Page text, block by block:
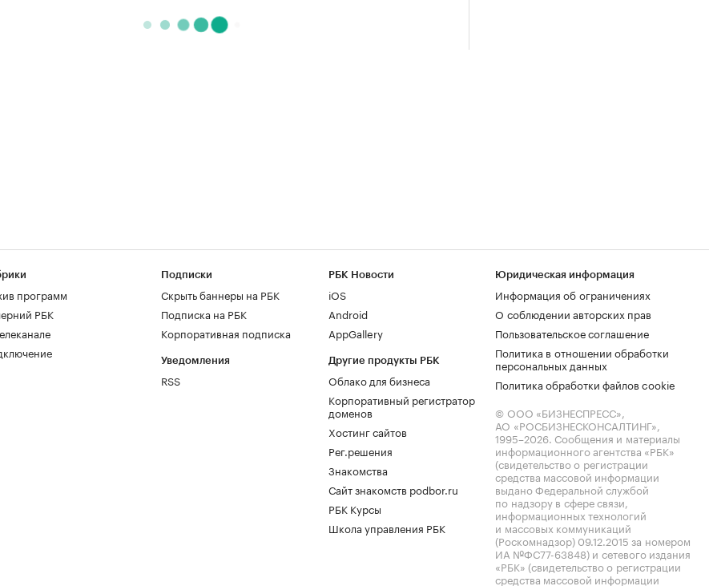
программ
РБК
Подписки
Скрыть баннеры на РБК
Подписка на РБК
Корпоративная подписка
Уведомления
RSS
РБК Новости
iOS
Android
AppGallery
Другие продукты РБК
Облако для бизнеса
Корпоративный регистратор
доменов
Хостинг сайтов
Рег.решения
Знакомства
Сайт знакомств podbor.ru
РБК Курсы
Школа управления РБК
Юридическая информация
Информация об ограничениях
О соблюдении авторских прав
Пользовательское соглашение
Политика в отношении обработки
персональных данных
Политика обработки файлов cookie
© ООО «БИЗНЕСПРЕСС»,
АО «РОСБИЗНЕСКОНСАЛТИНГ»,
1995–2026. Сообщения и материалы
информационного агентства «РБК»
(свидетельство о регистрации
средства массовой информации
выдано Федеральной службой
по надзору в сфере связи,
информационных технологий
и массовых коммуникаций
(Роскомнадзор) 09.12.2015 за номером
ИА №ФС77-63848) и сетевого издания
«РБК» (свидетельство о регистрации
средства массовой информации